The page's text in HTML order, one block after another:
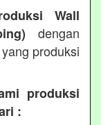
Wall
dengan
produksi
produksi
: